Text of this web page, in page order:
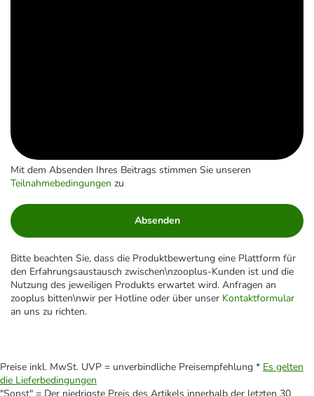
Mit dem Absenden Ihres Beitrags stimmen Sie unseren
Teilnahmebedingungen zu
Absenden
Bitte beachten Sie, dass die Produktbewertung eine Plattform für
den Erfahrungsaustausch zwischen\nzooplus-Kunden ist und die
Nutzung des jeweiligen Produkts erwartet wird. Anfragen an
zooplus bitten\nwir per Hotline oder über unser Kontaktformular
an uns zu richten.
Preise inkl. MwSt. UVP = unverbindliche Preisempfehlung * Es gelten
die Lieferbedingungen